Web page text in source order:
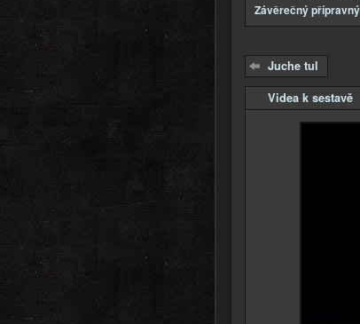
Závěrečný
Juche tul
Skrýt
Videa k sestavě